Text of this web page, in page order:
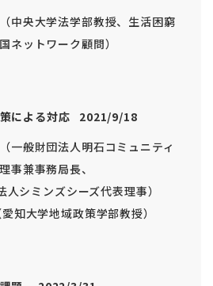
中央大学法学部教授、生活困窮
ネットワーク顧問）
による対応 2021/9/18
一般財団法人明石コミュニティ
務理事兼事務局長、
ミンズシーズ代表理事）
知大学地域政策学部教授）